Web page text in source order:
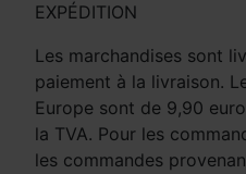
EXPÉDITION
Les marchandises sont
paiement à la livraison.
Europe sont de 9,90
la TVA. Pour les
les commandes